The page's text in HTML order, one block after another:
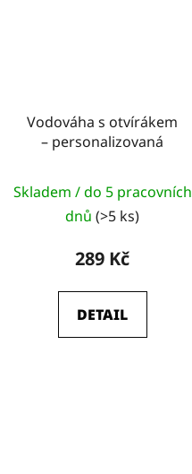
Vodováha s otvírákem
– personalizovaná
Skladem / do 5 pracovních
dnů (>5 ks)
289 Kč
DETAIL